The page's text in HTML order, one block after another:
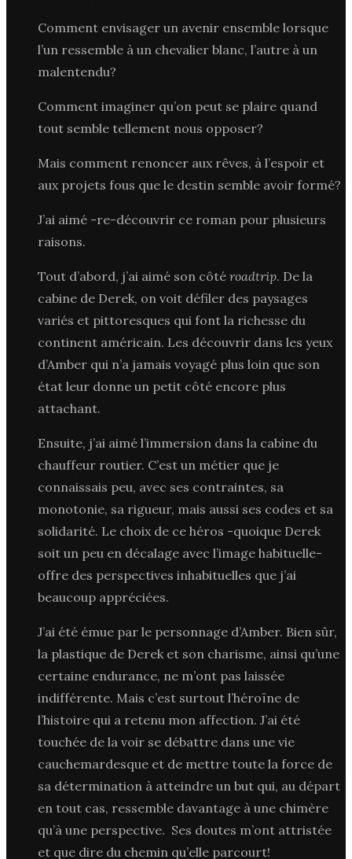
Comment envisager un avenir ensemble lorsque
l’un ressemble à un chevalier blanc, l’autre à un
malentendu?
Comment imaginer qu’on peut se plaire quand
tout semble tellement nous opposer?
Mais comment renoncer aux rêves, à l’espoir et
aux projets fous que le destin semble avoir formé?
J’ai aimé -re-découvrir ce roman pour plusieurs
raisons.
Tout d’abord, j’ai aimé son côté roadtrip. De la
cabine de Derek, on voit défiler des paysages
variés et pittoresques qui font la richesse du
continent américain. Les découvrir dans les yeux
d’Amber qui n’a jamais voyagé plus loin que son
état leur donne un petit côté encore plus
attachant.
Ensuite, j’ai aimé l’immersion dans la cabine du
chauffeur routier. C’est un métier que je
connaissais peu, avec ses contraintes, sa
monotonie, sa rigueur, mais aussi ses codes et sa
solidarité. Le choix de ce héros -quoique Derek
soit un peu en décalage avec l’image habituelle-
offre des perspectives inhabituelles que j’ai
beaucoup appréciées.
J’ai été émue par le personnage d’Amber. Bien sûr,
la plastique de Derek et son charisme, ainsi qu’une
certaine endurance, ne m’ont pas laissée
indifférente. Mais c’est surtout l’héroïne de
l’histoire qui a retenu mon affection. J’ai été
touchée de la voir se débattre dans une vie
cauchemardesque et de mettre toute la force de
sa détermination à atteindre un but qui, au départ
en tout cas, ressemble davantage à une chimère
qu’à une perspective. Ses doutes m’ont attristée
et que dire du chemin qu’elle parcourt!